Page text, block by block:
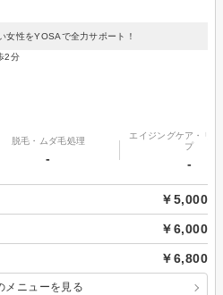
性をYOSAで全力サポート！
2分
脱毛・ムダ毛処理
-
エイジングケア・リ
プ
-
￥5,000
￥6,000
￥6,800
メニューを見る